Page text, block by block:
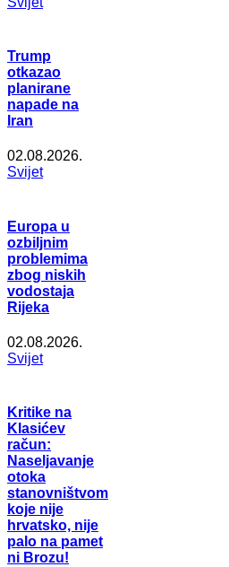
Trump
otkazao
planirane
napade na
Iran
02.08.2026.
Svijet
Europa u
ozbiljnim
problemima
zbog niskih
vodostaja
Rijeka
02.08.2026.
Svijet
Kritike na
Klasićev
račun:
Naseljavanje
otoka
stanovništvom
koje nije
hrvatsko, nije
palo na pamet
ni Brozu!